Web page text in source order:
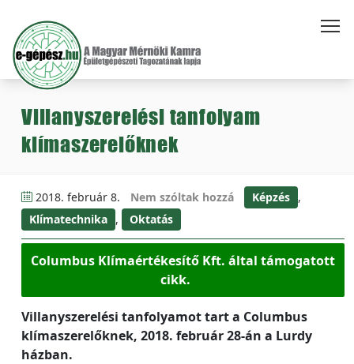
Villanyszerelési tanfolyam
klímaszerelőknek
2018. február 8. Nem szóltak hozzá Képzés ,
Klímatechnika , Oktatás
Columbus Klímaértékesítő Kft. által támogatott
cikk.
Villanyszerelési tanfolyamot tart a Columbus
klímaszerelőknek, 2018. február 28-án a Lurdy
házban.